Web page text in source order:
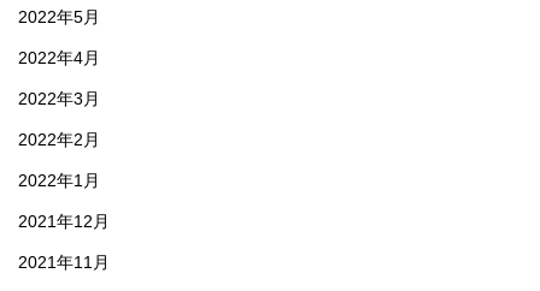
2022年5月
2022年4月
2022年3月
2022年2月
2022年1月
2021年12月
2021年11月